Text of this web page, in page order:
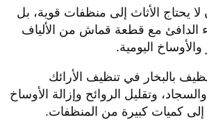
يحتاج الأثاث إلى منظفات قوية، بل
الدافئ مع قطعة قماش من الألياف
والأوساخ اليومية.
بالبخار في تنظيف الأرائك
وتقليل الروائح وإزالة الأوساخ
إلى كميات كبيرة من المنظفات.